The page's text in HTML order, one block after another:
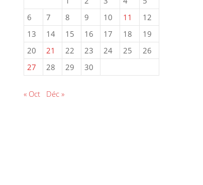
6
7 8 9 10 11
12
13
14 15 16 17 18
19
20
21 22 23 24 25
26
27
28 29 30
« Oct Déc »